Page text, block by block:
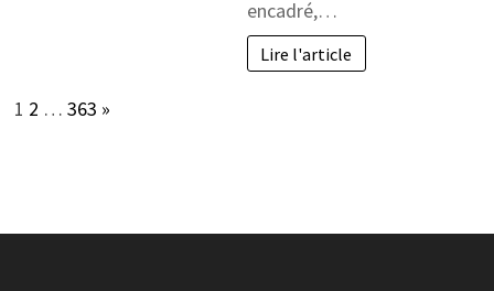
encadré,…
Lire l'article
Page:
1 2 … 363 Next
»